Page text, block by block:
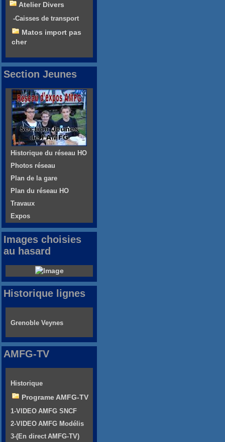
Atelier Divers
-Caisses de transport
Matos import pas
cher
Section Jeunes
Historique du réseau HO
Photos réseau
Plan de la gare
Plan du réseau HO
Travaux
Expos
Images choisies
au hasard
Historique lignes
Grenoble Veynes
AMFG-TV
Historique
Programe AMFG-TV
1-VIDEO AMFG SNCF
2-VIDEO AMFG Modélis
3-(En direct AMFG-TV)